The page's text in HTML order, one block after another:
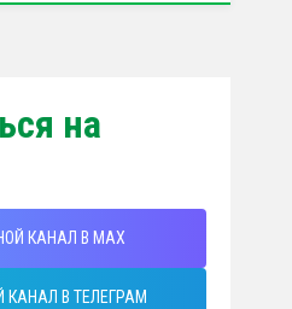
на
КАНАЛ В MAX
КАНАЛ В ТЕЛЕГРАМ